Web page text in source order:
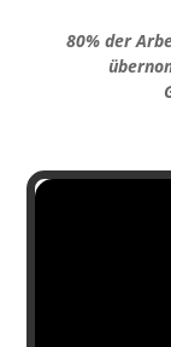
80% der